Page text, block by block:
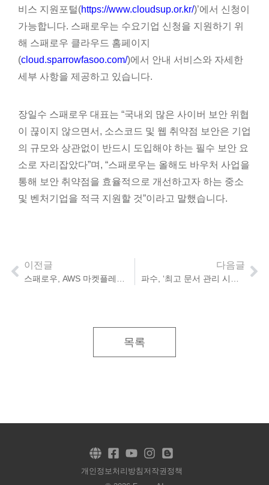
비스 지원포털(https://www.cloudsup.or.kr/)’에서 신청이
가능합니다. 스패로우는 수요기업 신청을 지원하기 위
해 스패로우 클라우드 홈페이지
(cloud.sparrowfasoo.com/)에서 안내 서비스와 자세한
세부 사항을 제공하고 있습니다.
장일수 스패로우 대표는 “국내외 많은 사이버 보안 위협
이 끊이지 않으면서, 소스코드 및 웹 취약점 보안은 기업
의 규모와 상관없이 반드시 도입해야 하는 필수 보안 요
소로 자리잡았다”며, “스패로우는 올해도 바우처 사업을
통해 보안 취약점을 효율적으로 개선하고자 하는 중소
및 벤처기업을 적극 지원할 것”이라고 말했습니다.
이전글 다음글
목록
개인정보처리방침 저작권정책